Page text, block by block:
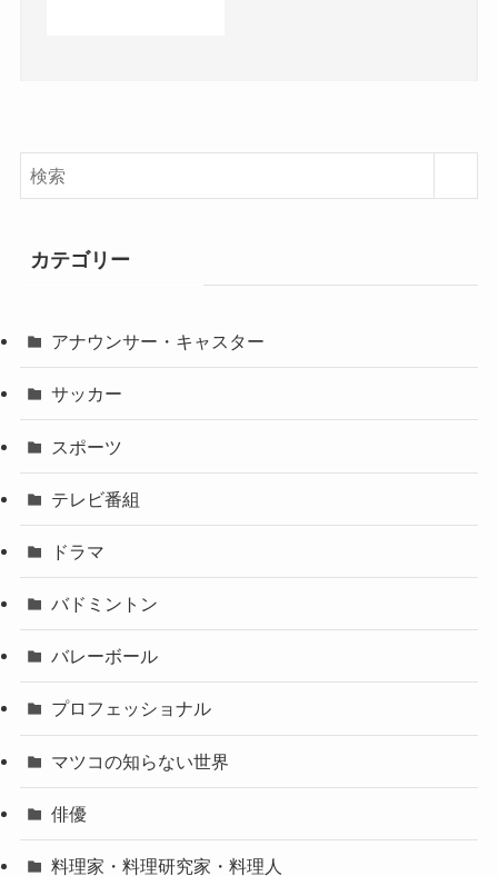
カテゴリー
アナウンサー・キャスター
サッカー
スポーツ
テレビ番組
ドラマ
バドミントン
バレーボール
プロフェッショナル
マツコの知らない世界
俳優
料理家・料理研究家・料理人